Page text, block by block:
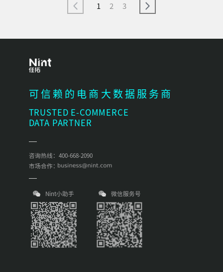
1 2 3
可信赖的电商大数据服务商
TRUSTED E-COMMERCE
DATA PARTNER
咨询热线：400-668-2090
市场合作：
Nint小助手 微信服务号